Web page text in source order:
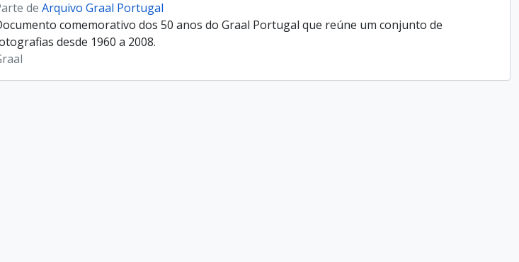
de Arquivo Graal Portugal
comemorativo dos 50 anos do Graal Portugal que reúne um conjunto de
desde 1960 a 2008.